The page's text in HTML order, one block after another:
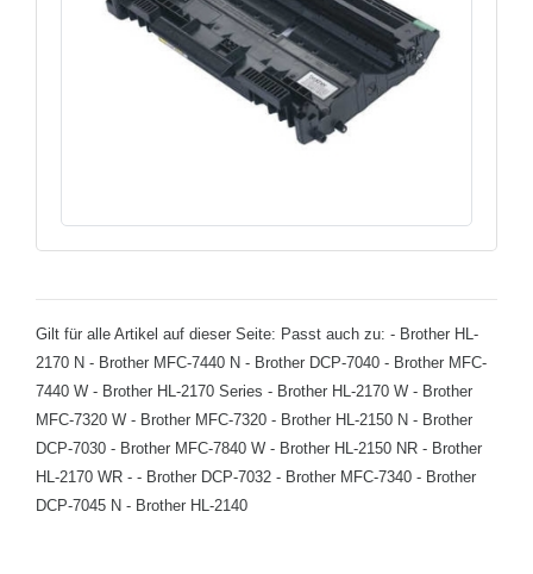
Gilt für alle Artikel auf dieser Seite: Passt auch zu: - Brother HL-
2170 N - Brother MFC-7440 N - Brother DCP-7040 - Brother MFC-
7440 W - Brother HL-2170 Series - Brother HL-2170 W - Brother
MFC-7320 W - Brother MFC-7320 - Brother HL-2150 N - Brother
DCP-7030 - Brother MFC-7840 W - Brother HL-2150 NR - Brother
HL-2170 WR - - Brother DCP-7032 - Brother MFC-7340 - Brother
DCP-7045 N - Brother HL-2140